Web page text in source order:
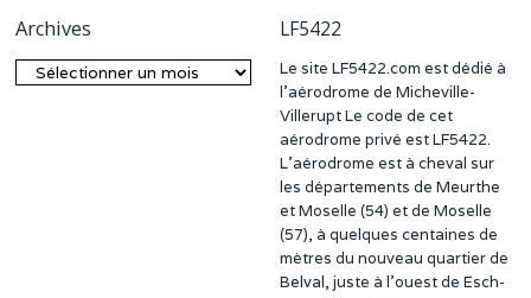
Archives
Archives
LF5422
Le site LF5422.com est dédié à
l’aérodrome de Micheville-
Villerupt Le code de cet
aérodrome privé est LF5422.
L’aérodrome est à cheval sur
les départements de Meurthe
et Moselle (54) et de Moselle
(57), à quelques centaines de
mètres du nouveau quartier de
Belval, juste à l’ouest de Esch-